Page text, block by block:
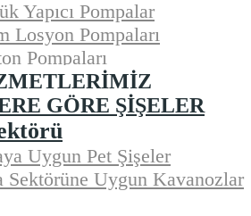
Yapıcı Pompalar
Losyon Pompaları
Pompaları
GÖRE ŞIŞELER
Uygun Pet Şişeler
Sektörüne Uygun Kavanozlar